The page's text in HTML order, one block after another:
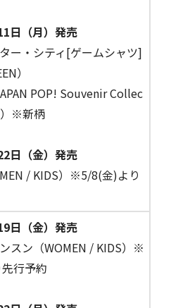
日（月）発売
ー・シティ[ゲームシャツ]
）
POP! Souvenir Collec
※新柄
日（金）発売
/ KIDS）※5/8(金)より
日（金）発売
スン（WOMEN / KIDS）※
行予約